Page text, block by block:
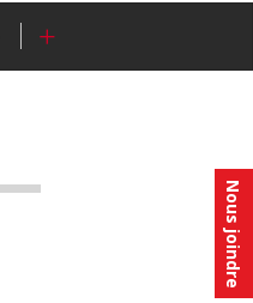
Nous joindre
+